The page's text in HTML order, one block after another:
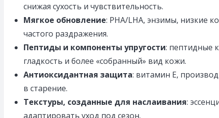
снижая сухость и чувствительность.
Мягкое обновление: PHA/LHA, энзимы, низкие
частого раздражения.
Пептиды и компоненты упругости: пептидные
гладкость и более «собранный» вид кожи.
Антиоксидантная защита: витамин E,
в старение.
Текстуры, созданные для наслаивания:
адаптировать уход под сезон.